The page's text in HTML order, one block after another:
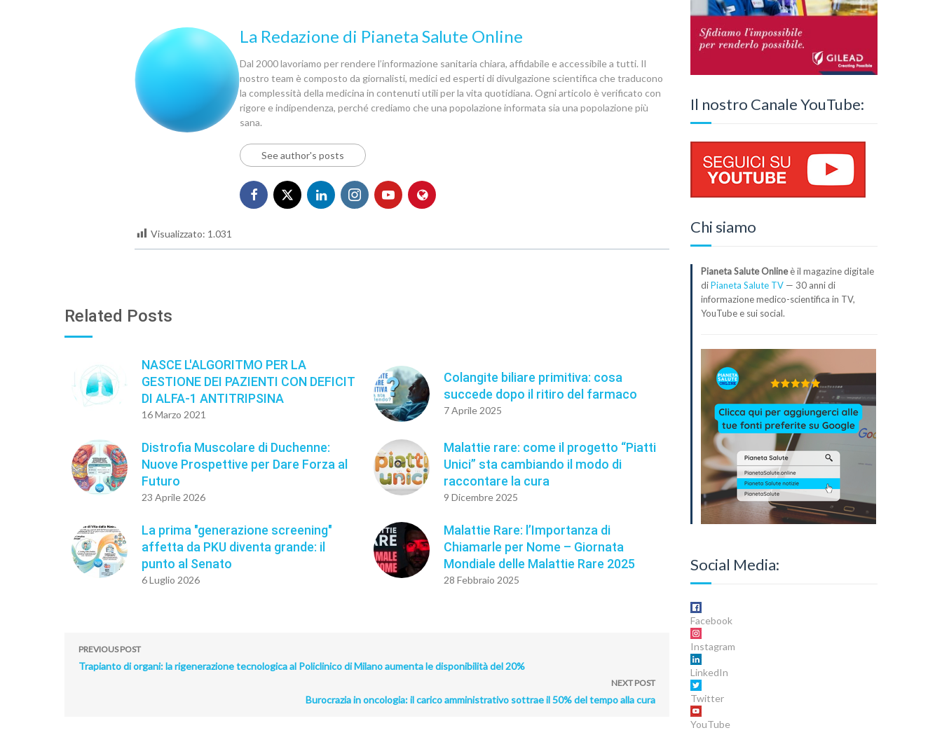
La Redazione di Pianeta Salute Online
Dal 2000 lavoriamo per rendere l’informazione sanitaria chiara, affidabile e accessibile a tutti. Il
nostro team è composto da giornalisti, medici ed esperti di divulgazione scientifica che traducono
la complessità della medicina in contenuti utili per la vita quotidiana. Ogni articolo è verificato con
rigore e indipendenza, perché crediamo che una popolazione informata sia una popolazione più
sana.
See author's posts
Visualizzato: 1.031
Related Posts
NASCE L'ALGORITMO PER LA
GESTIONE DEI PAZIENTI CON DEFICIT
DI ALFA-1 ANTITRIPSINA
16 Marzo 2021
Colangite biliare primitiva: cosa
succede dopo il ritiro del farmaco
7 Aprile 2025
Distrofia Muscolare di Duchenne:
Nuove Prospettive per Dare Forza al
Futuro
23 Aprile 2026
Malattie rare: come il progetto “Piatti
Unici” sta cambiando il modo di
raccontare la cura
9 Dicembre 2025
La prima "generazione screening"
affetta da PKU diventa grande: il
punto al Senato
6 Luglio 2026
Malattie Rare: l’Importanza di
Chiamarle per Nome – Giornata
Mondiale delle Malattie Rare 2025
28 Febbraio 2025
PREVIOUS POST
Trapianto di organi: la rigenerazione tecnologica al Policlinico di Milano aumenta le disponibilità del 20%
NEXT POST
Burocrazia in oncologia: il carico amministrativo sottrae il 50% del tempo alla cura
Il nostro Canale YouTube:
Chi siamo
Pianeta Salute Onlineè il magazine digitale
diPianeta Salute TV— 30 anni di
informazione medico-scientifica in TV,
YouTube e sui social.
Social Media:
Facebook
Instagram
LinkedIn
Twitter
YouTube